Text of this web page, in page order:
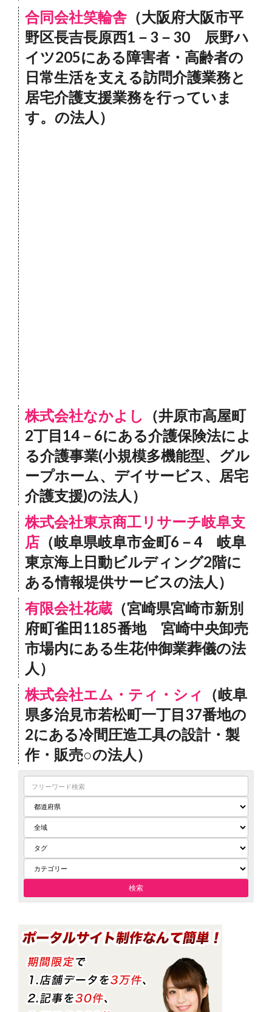
合同会社笑輪舎 （大阪府大阪市平
野区長吉長原西1－3－30 辰野ハ
イツ205にある障害者・高齢者の
日常生活を支える訪問介護業務と
居宅介護支援業務を行っていま
す。の法人）
株式会社なかよし
（井原市高屋町
2丁目14－6にある介護保険法によ
る介護事業(小規模多機能型、グル
ープホーム、デイサービス、居宅
介護支援)の法人）
株式会社東京商工リサーチ岐阜支
店 （岐阜県岐阜市金町6－4 岐阜
東京海上日動ビルディング2階に
ある情報堤供サービスの法人）
有限会社花蔵 （宮崎県宮崎市新別
府町雀田1185番地 宮崎中央卸売
市場内にある生花仲御業葬儀の法
人）
株式会社エム・ティ・シィ
（岐阜
県多治見市若松町一丁目37番地の
2にある冷間圧造工具の設計・製
作・販売○の法人）